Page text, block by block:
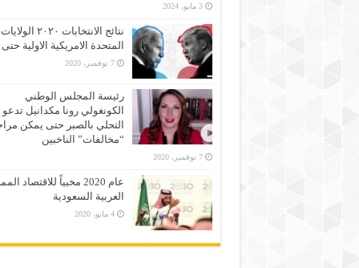
3 مايو، 2024
نتائج الانتخابات ٢٠٢٠ الولايات
المتحدة الامريكية الاولية حتى
7 نوفمبر، 2020
رئيسة المجلس الوطني
الكونغولي رونا مكدانيل
التحلي بالصبر حتى يمكن
“مخالفات” الناخبين
7 نوفمبر، 2020
عام 2020 مخبياً للاقتصاد
العربية السعودية
4 مايو، 2020